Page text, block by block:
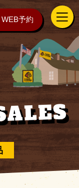
WEB予約
予約